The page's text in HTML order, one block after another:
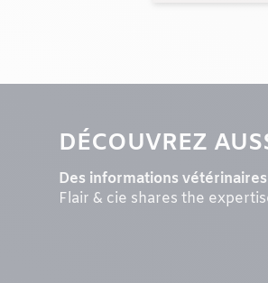
DÉCOUVREZ
Des informations
Flair & cie shares the